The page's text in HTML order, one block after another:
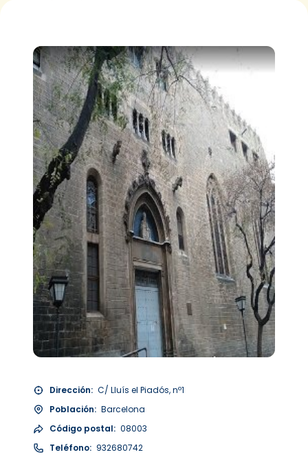
Dirección: C/ Lluís el Piadós, nº1
Población: Barcelona
Código postal: 08003
Teléfono: 932680742